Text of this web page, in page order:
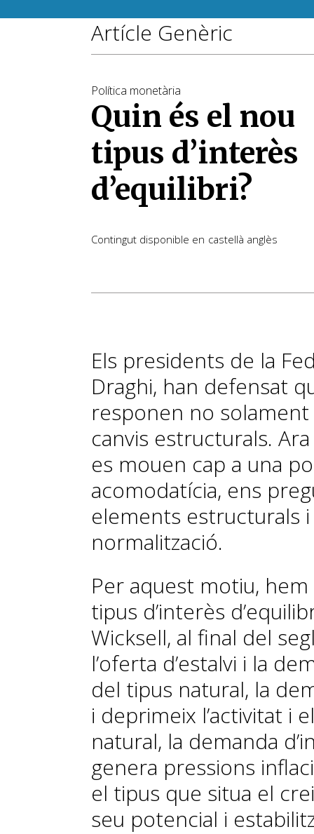
Artícle Genèric
Política monetària
Quin és el nou
tipus d’interès
d’equilibri?
Contingut disponible en castellà anglès
Els presidents de la
Draghi, han defensat
responen no
canvis estructurals.
es mouen cap a una
acomodatícia, ens
elements estructurals
normalització.
Per aquest motiu,
tipus d’interès
Wicksell, al final del
l’oferta d’estalvi i la
del tipus natural, la
i deprimeix l’activitat i
natural, la demanda
genera pressions
el tipus que situa el
seu potencial i